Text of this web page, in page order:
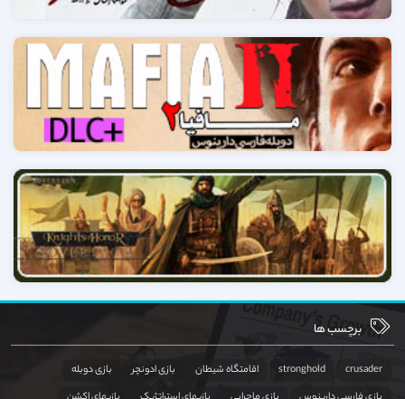
برچسب ها
crusader
stronghold اقامتگاه شیطان بازی ادونچر
بازی دوبله